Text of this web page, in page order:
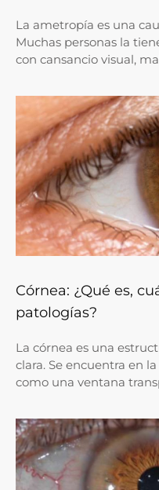
La ametropía es una
Muchas personas la
con cansancio visual,
Córnea: ¿Qué es,
patologías?
La córnea es una
clara. Se encuentra en
como una ventana